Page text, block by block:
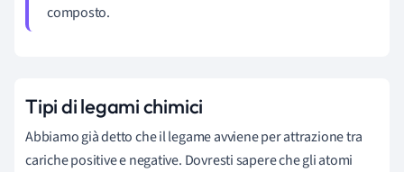
composto.
Tipi di legami chimici
Abbiamo già detto che il legame avviene per attrazione tra
cariche positive e negative. Dovresti sapere che gli atomi